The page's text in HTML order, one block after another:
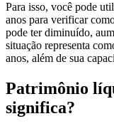
Para isso, você pode
anos para verificar
pode ter diminuído,
situação representa
anos, além de sua
Patrimônio
significa?